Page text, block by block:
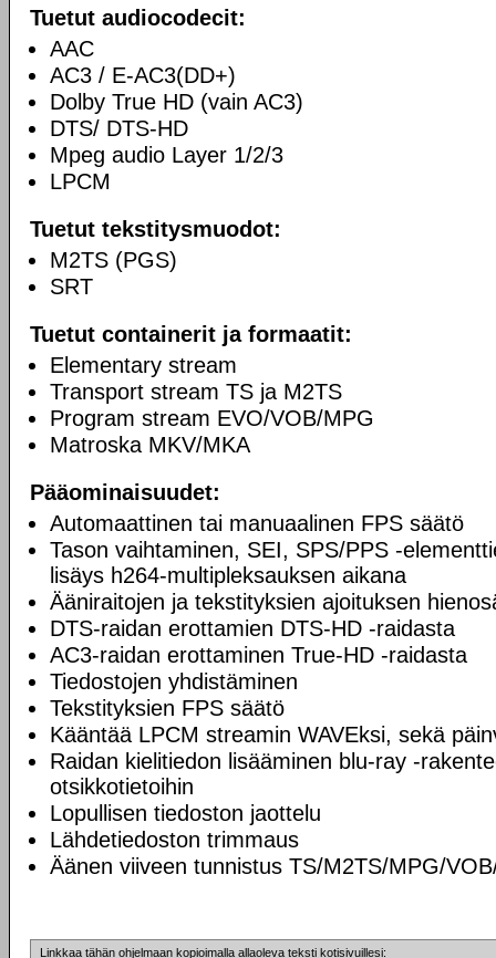
Tuetut audiocodecit:
AAC
AC3 / E-AC3(DD+)
Dolby True HD (vain AC3)
DTS/ DTS-HD
Mpeg audio Layer 1/2/3
LPCM
Tuetut tekstitysmuodot:
M2TS (PGS)
SRT
Tuetut containerit ja formaatit:
Elementary stream
Transport stream TS ja M2TS
Program stream EVO/VOB/MPG
Matroska MKV/MKA
Pääominaisuudet:
Automaattinen tai manuaalinen FPS säätö
Tason vaihtaminen, SEI, SPS/PPS -
lisäys h264-multipleksauksen aikana
Ääniraitojen ja tekstityksien ajoituksen
DTS-raidan erottamien DTS-HD -raidasta
AC3-raidan erottaminen True-HD -raidasta
Tiedostojen yhdistäminen
Tekstityksien FPS säätö
Kääntää LPCM streamin WAVEksi, sekä
Raidan kielitiedon lisääminen blu-ray -
otsikkotietoihin
Lopullisen tiedoston jaottelu
Lähdetiedoston trimmaus
Äänen viiveen tunnistus TS/M2TS/MPG/
Linkkaa tähän ohjelmaan kopioimalla allaoleva teksti kotisivuillesi: